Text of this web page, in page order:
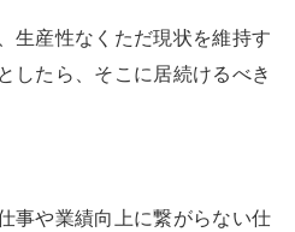
生産性なくただ現状を維持す
したら、そこに居続けるべき
事や業績向上に繋がらない仕